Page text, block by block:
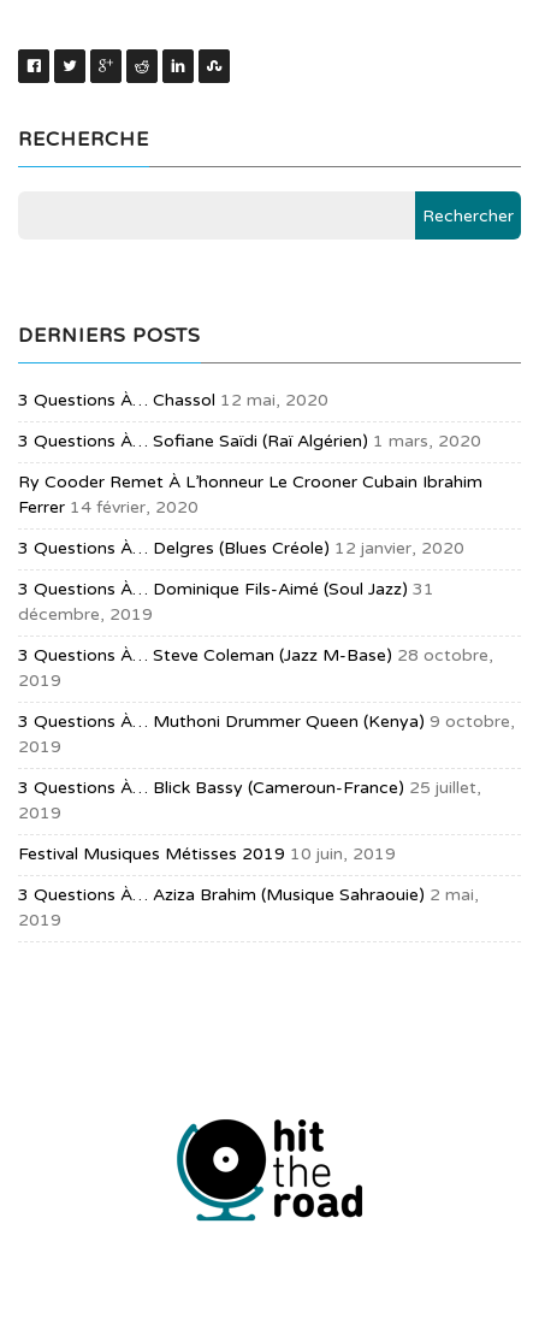
RECHERCHE
DERNIERS POSTS
3 Questions À… Chassol 12 mai, 2020
3 Questions À… Sofiane Saïdi (raï Algérien) 1 mars, 2020
Ry Cooder Remet À L’honneur Le Crooner Cubain Ibrahim
Ferrer 14 février, 2020
3 Questions À… Delgres (blues Créole) 12 janvier, 2020
3 Questions À… Dominique Fils-Aimé (soul Jazz) 31
décembre, 2019
3 Questions À… Steve Coleman (jazz M-Base) 28 octobre,
2019
3 Questions À… Muthoni Drummer Queen (Kenya) 9 octobre,
2019
3 Questions À… Blick Bassy (Cameroun-France) 25 juillet,
2019
Festival Musiques Métisses 2019 10 juin, 2019
3 Questions À… Aziza Brahim (musique Sahraouie) 2 mai,
2019